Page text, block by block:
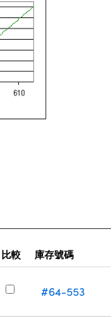
比較 庫存號碼
#64-553